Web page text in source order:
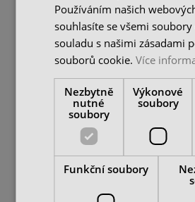
Freyova 983/25,
190 00 Praha 9
DIČ: CZ25062760
+420 469 318 400
info@itax.cz
JAK
ÚDAJŮ
Používáním našich
souhlasíte se všemi
souladu s našimi zásadami
souborů cookie.Více
Nezbytně
nutné
soubory
Výkonové
soubory
Funkční soubory